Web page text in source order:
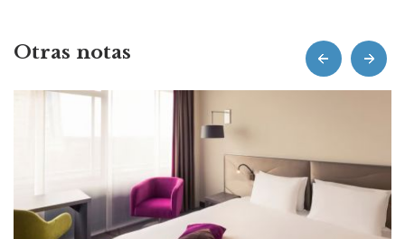
Otras notas prev next